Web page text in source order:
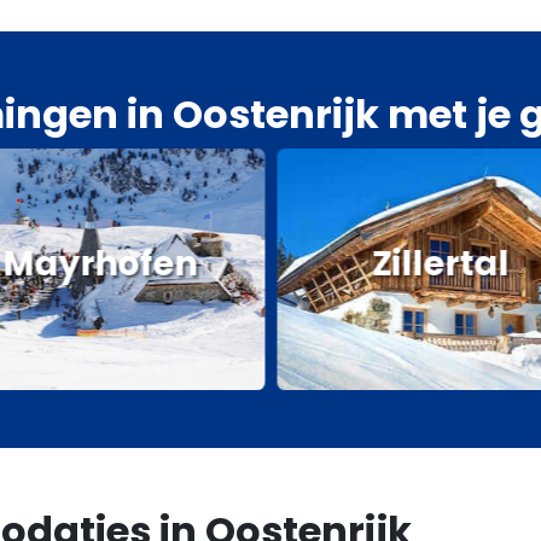
in Oostenrijk met je
Mayrhofen Zillertal